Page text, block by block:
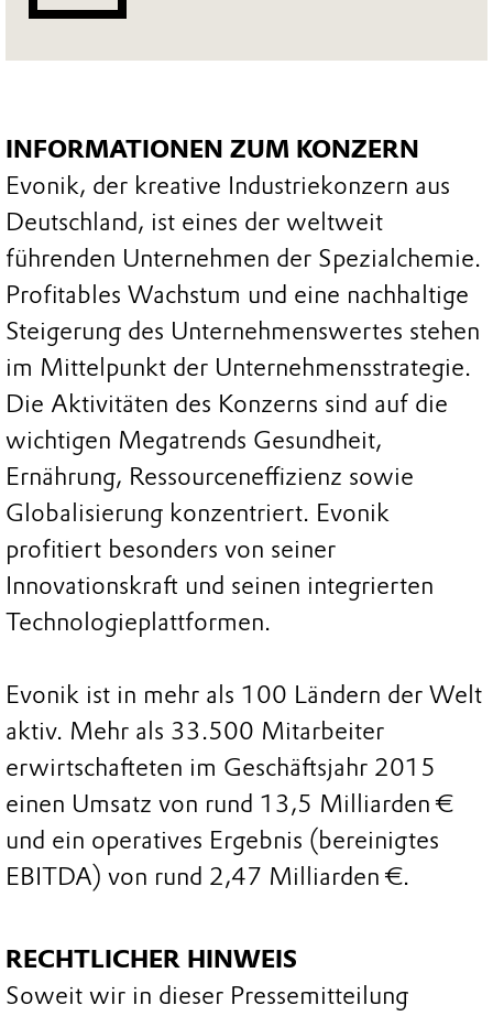
INFORMATIONEN ZUM KONZERN
Evonik, der kreative Industriekonzern aus
Deutschland, ist eines der weltweit
führenden Unternehmen der Spezialchemie.
Profitables Wachstum und eine nachhaltige
Steigerung des Unternehmenswertes stehen
im Mittelpunkt der Unternehmensstrategie.
Die Aktivitäten des Konzerns sind auf die
wichtigen Megatrends Gesundheit,
Ernährung, Ressourceneffizienz sowie
Globalisierung konzentriert. Evonik
profitiert besonders von seiner
Innovationskraft und seinen integrierten
Technologieplattformen.
Evonik ist in mehr als 100 Ländern der Welt
aktiv. Mehr als 33.500 Mitarbeiter
erwirtschafteten im Geschäftsjahr 2015
einen Umsatz von rund 13,5 Milliarden €
und ein operatives Ergebnis (bereinigtes
EBITDA) von rund 2,47 Milliarden €.
RECHTLICHER HINWEIS
Soweit wir in dieser Pressemitteilung